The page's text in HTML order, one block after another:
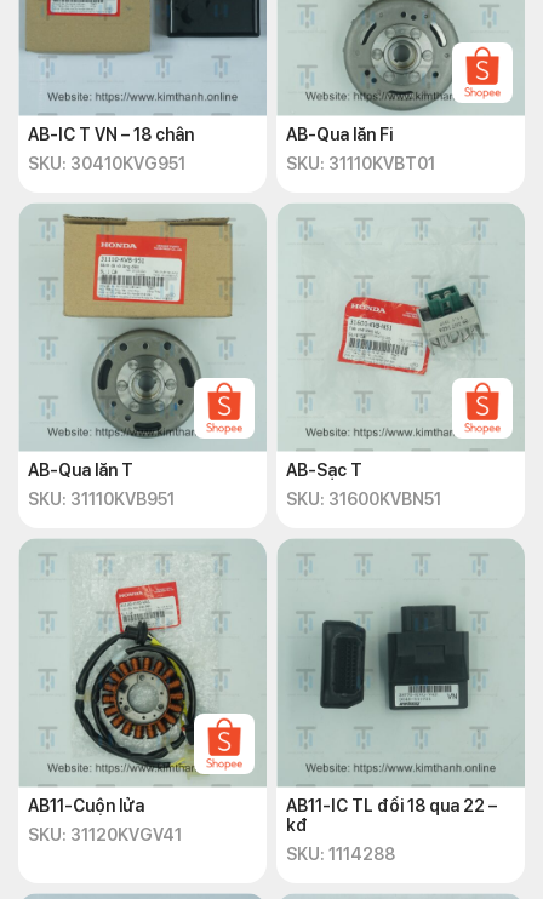
AB-IC T VN – 18 chân
SKU: 30410KVG951
AB-Qua lăn Fi
SKU: 31110KVBT01
AB-Qua lăn T
SKU: 31110KVB951
AB-Sạc T
SKU: 31600KVBN51
AB11-Cuộn lửa
SKU: 31120KVGV41
AB11-IC TL đổi 18 qua 22 –
kđ
SKU: 1114288